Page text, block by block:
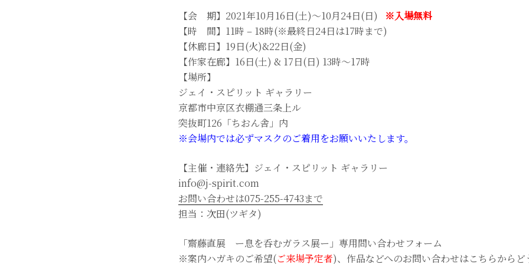
【会 期】2021年10月16日(土)～10月24日(日) ※入場無料
【時 間】11時 – 18時(※最終日24日は17時まで)
【休廊日】19日(火)&22日(金)
【作家在廊】16日(土) & 17日(日) 13時〜17時
【場所】
ジェイ・スピリット ギャラリー
京都市中京区衣棚通三条上ル
突抜町126「ちおん舎」内
※会場内では必ずマスクのご着用をお願いいたします。
【主催・連絡先】ジェイ・スピリット ギャラリー
info@j-spirit.com
お問い合わせは075-255-4743まで
担当：次田(ツギタ)
「齋藤直展 ー息を呑むガラス展ー」専用問い合わせフォーム
※案内ハガキのご希望(ご来場予定者)、作品などへのお問い合わせはこちらからど